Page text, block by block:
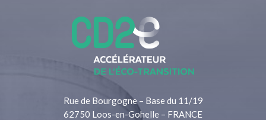
Rue de Bourgogne – Base du 11/19
62750 Loos-en-Gohelle – FRANCE